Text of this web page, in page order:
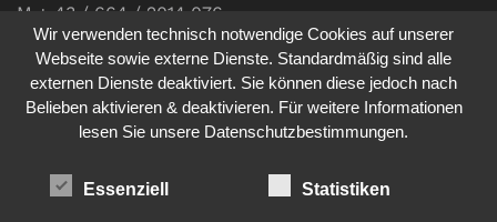
M + 43 / 664 / 2014 076
E-Mail:office@communications.co.at
Homepage:www.communications.co.at
UID: ATU 811 196 56
Sabine Pöhacker MSc.
Wir verwenden technisch notwendige Cookies auf unserer
Webseite sowie externe Dienste. Standardmäßig sind alle
externen Dienste deaktiviert. Sie können diese jedoch nach
Belieben aktivieren & deaktivieren. Für weitere Informationen
lesen Sie unsere Datenschutzbestimmungen.
Essenziell Statistiken